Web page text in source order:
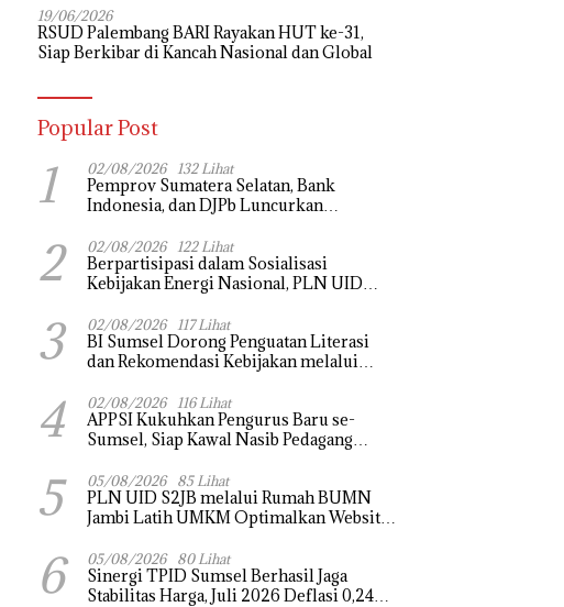
19/06/2026
RSUD Palembang BARI Rayakan HUT ke-31,
Siap Berkibar di Kancah Nasional dan Global
Popular Post
1 02/08/2026 132 Lihat
Pemprov Sumatera Selatan, Bank
Indonesia, dan DJPb Luncurkan
untuk Perkuat Ketahanan Pangan dan
Pengendalian Inflasi
2 02/08/2026 122 Lihat
Berpartisipasi dalam Sosialisasi
Kebijakan Energi Nasional, PLN UID
Listrik
3 02/08/2026 117 Lihat
BI Sumsel Dorong Penguatan Literasi
dan Rekomendasi Kebijakan melalui
Essay 3rd Sriwijaya Economic Forum
2026
4 02/08/2026 116 Lihat
APPSI Kukuhkan Pengurus Baru se-
Sumsel, Siap Kawal Nasib Pedagang
Tradisional
5 05/08/2026 85 Lihat
PLN UID S2JB melalui Rumah BUMN
Jambi Latih UMKM Optimalkan Website
6 05/08/2026 80 Lihat
Sinergi TPID Sumsel Berhasil Jaga
Stabilitas Harga, Juli 2026 Deflasi 0,24